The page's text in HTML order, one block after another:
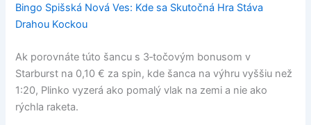
Bingo Spišská Nová Ves: Kde sa Skutočná Hra Stáva
Drahou Kockou
Ak porovnáte túto šancu s 3‑točovým bonusom v
Starburst na 0,10 € za spin, kde šanca na výhru vyššiu než
1:20, Plinko vyzerá ako pomalý vlak na zemi a nie ako
rýchla raketa.